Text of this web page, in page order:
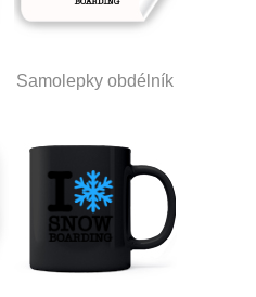
Samolepky obdélník